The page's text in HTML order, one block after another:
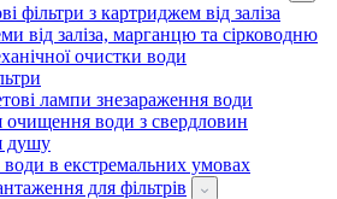
фільтри з картриджем від заліза
від заліза, марганцю та сірководню
очистки води
лампи знезараження води
очищення води з свердловин
душу
в екстремальних умовах
для фільтрів